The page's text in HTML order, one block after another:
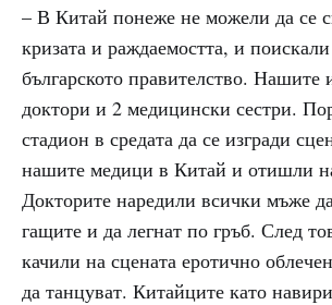
– В Китай понеже не можели да се
кризата и раждаемостта, и
българското правителство. Нашите
доктори и 2 медицински сестри.
стадион в средата да се изгради
нашите медици в Китай и отишли
Докторите наредили всички мъже
гащите и да легнат по гръб. След
качили на сцената еротично
да танцуват. Китайците като